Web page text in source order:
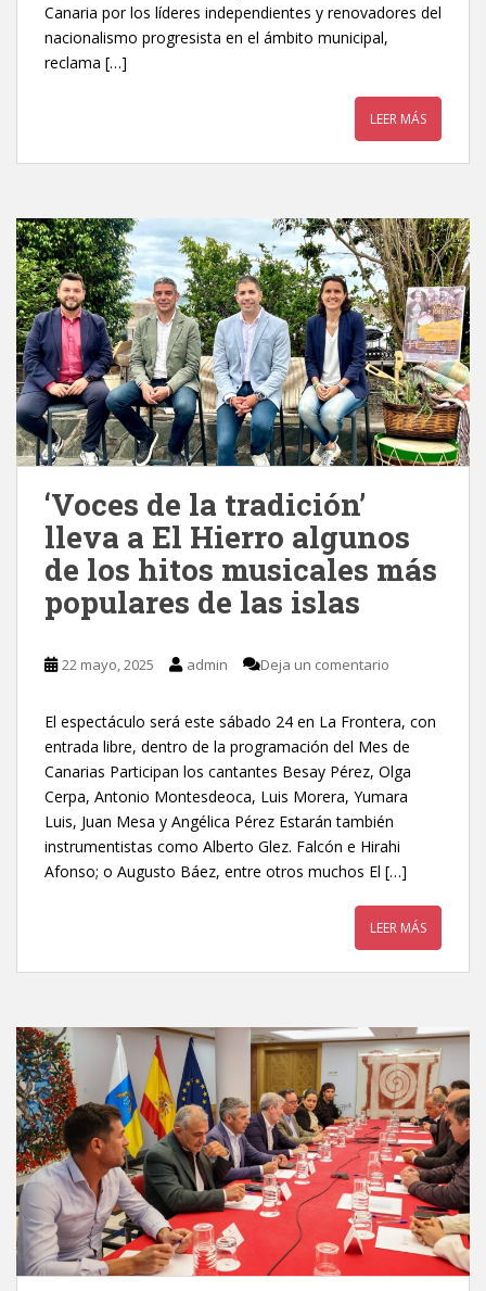
Canaria por los líderes independientes y renovadores del
nacionalismo progresista en el ámbito municipal,
reclama […]
LEER MÁS
‘Voces de la tradición’
lleva a El Hierro algunos
de los hitos musicales más
populares de las islas
22 mayo, 2025 admin Deja un comentario
El espectáculo será este sábado 24 en La Frontera, con
entrada libre, dentro de la programación del Mes de
Canarias Participan los cantantes Besay Pérez, Olga
Cerpa, Antonio Montesdeoca, Luis Morera, Yumara
Luis, Juan Mesa y Angélica Pérez Estarán también
instrumentistas como Alberto Glez. Falcón e Hirahi
Afonso; o Augusto Báez, entre otros muchos El […]
LEER MÁS